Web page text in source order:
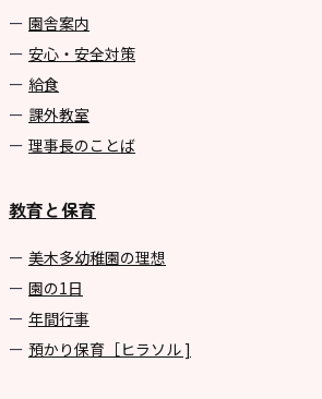
園舎案内
安心・安全対策
給食
課外教室
理事長のことば
教育と保育
美⽊多幼稚園の理想
園の1⽇
年間⾏事
預かり保育［ヒラソル ]